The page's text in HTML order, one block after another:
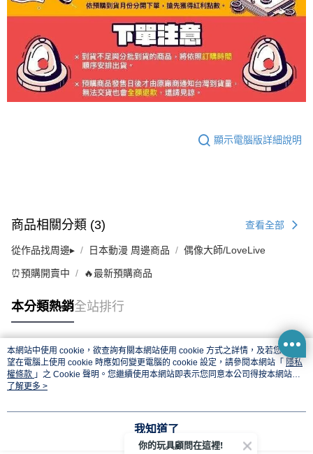
顯示電腦版詳細說明
商品相關分類 (3) 查看全部
從作品找周邊▸ 日本動漫 周邊商品 偶像大師/LoveLive
⏰預購開賣中 🔥最新預購商品
本分類熱銷全站排行
熱門標籤
本網站中使用 cookie，欲查詢有關本網站使用 cookie 方式之詳情，及若您不希
望在電腦上使用 cookie 時應如何變更電腦的 cookie 設定，請參閱本網站「 隱私
權條款 」之 Cookie 聲明。您繼續使用本網站即表示您同意本公司得按本網站使
用條款之 Cookie 聲明使用 cookie。
了解更多 >
我知道了
你的玩具顧問在這裡!